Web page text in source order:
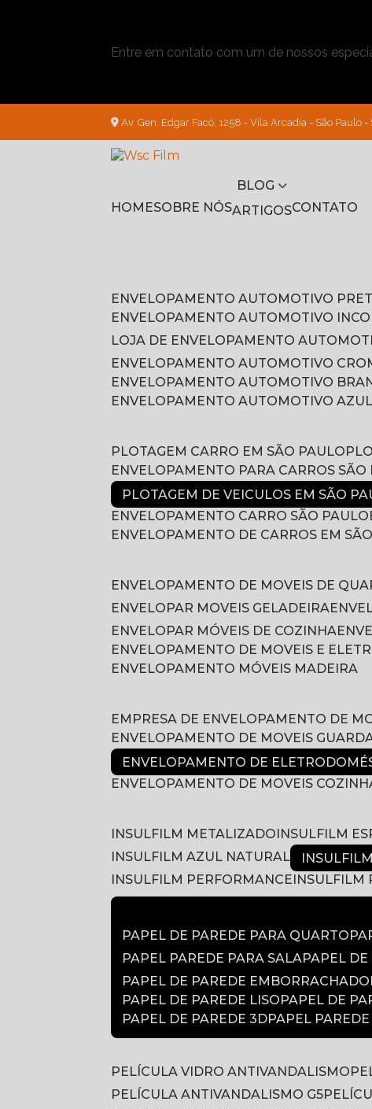
Entre em contato com um de nossos
Av. Gen. Edgar Facó, 1258 - Vila Arcadia - São Paulo -
HOME SOBRE NÓS
BLOG
ARTIGOS
CONTATO
ENVELOPAMENTO AUTOMOTIVO
ENVELOPAMENTO AUTOMOTIVO
LOJA DE ENVELOPAMENTO
ENVELOPAMENTO AUTOMOTIVO
ENVELOPAMENTO AUTOMOTIVO
ENVELOPAMENTO AUTOMOTIVO
PLOTAGEM CARRO EM SÃO PAULO
ENVELOPAMENTO PARA CARROS SÃO
PLOTAGEM DE VEICULOS EM SÃO
ENVELOPAMENTO CARRO SÃO PAULO
ENVELOPAMENTO DE CARROS EM
ENVELOPAMENTO DE MOVEIS DE
ENVELOPAR MOVEIS GELADEIRA
ENVELOPAR MÓVEIS DE COZINHA
ENVELOPAMENTO DE MOVEIS E
ENVELOPAMENTO MÓVEIS MADEIRA
EMPRESA DE ENVELOPAMENTO DE
ENVELOPAMENTO DE MOVEIS
ENVELOPAMENTO DE
ENVELOPAMENTO DE MOVEIS
INSULFILM METALIZADO INSULFILM
INSULFILM AZUL NATURAL
INSULFILM PERFORMANCE INSULFILM
PAPEL DE PAREDE PARA QUARTO
PAPEL PAREDE PARA SALA PAPEL
PAPEL DE PAREDE EMBORRACHADO
PAPEL DE PAREDE LISO
PAPEL DE
PAPEL DE PAREDE 3D PAPEL
PELÍCULA VIDRO ANTIVANDALISMO
PELÍCULA ANTIVANDALISMO G5